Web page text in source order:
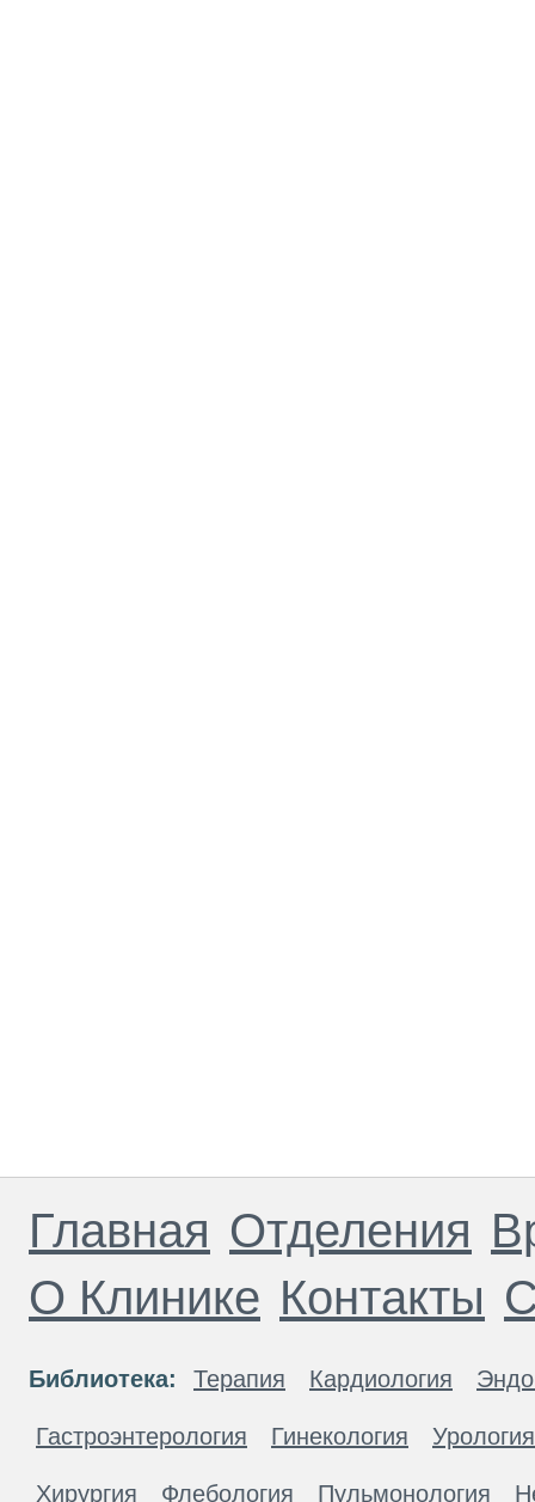
Главная Отделения
О Клинике Контакты
Библиотека: Терапия Кардиология
Гастроэнтерология Гинекология Урология
Хирургия Флебология Пульмонология